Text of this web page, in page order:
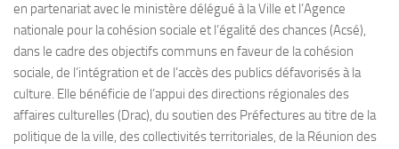
en partenariat avec le ministère délégué à la Ville et l’Agence
nationale pour la cohésion sociale et l’égalité des chances (Acsé),
dans le cadre des objectifs communs en faveur de la cohésion
sociale, de l’intégration et de l’accès des publics défavorisés à la
culture. Elle bénéficie de l’appui des directions régionales des
affaires culturelles (Drac), du soutien des Préfectures au titre de la
politique de la ville, des collectivités territoriales, de la Réunion des